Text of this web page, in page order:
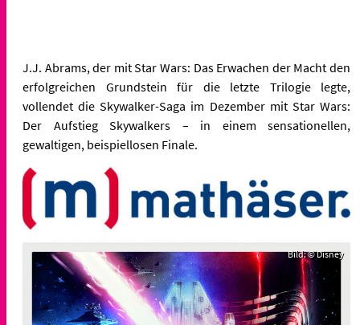
J.J. Abrams, der mit Star Wars: Das Erwachen der Macht den
erfolgreichen Grundstein für die letzte Trilogie legte,
vollendet die Skywalker-Saga im Dezember mit Star Wars:
Der Aufstieg Skywalkers – in einem sensationellen,
gewaltigen, beispiellosen Finale.
Bild: © Disney